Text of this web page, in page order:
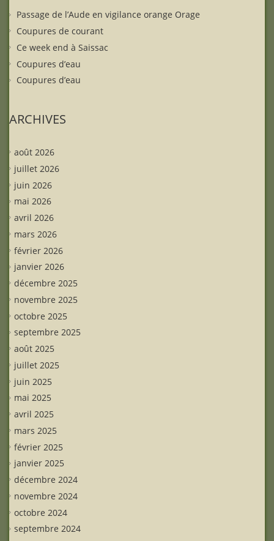
Passage de l’Aude en vigilance orange Orage
Coupures de courant
Ce week end à Saissac
Coupures d’eau
Coupures d’eau
ARCHIVES
août 2026
juillet 2026
juin 2026
mai 2026
avril 2026
mars 2026
février 2026
janvier 2026
décembre 2025
novembre 2025
octobre 2025
septembre 2025
août 2025
juillet 2025
juin 2025
mai 2025
avril 2025
mars 2025
février 2025
janvier 2025
décembre 2024
novembre 2024
octobre 2024
septembre 2024